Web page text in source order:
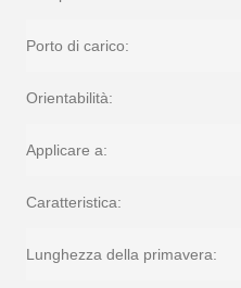
Porto di carico:
Orientabilità:
Applicare a:
Caratteristica:
Lunghezza della primavera: